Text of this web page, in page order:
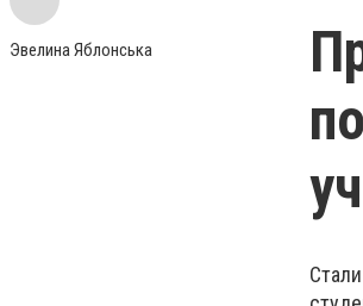
Эвелина Яблонська